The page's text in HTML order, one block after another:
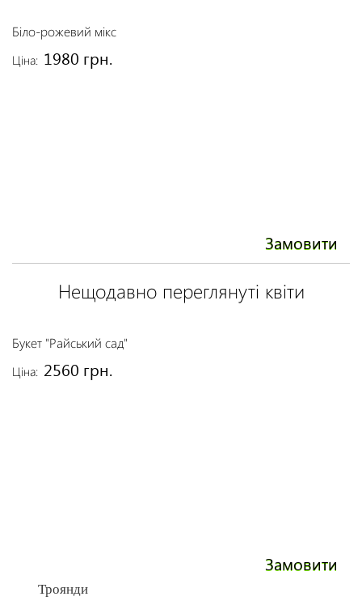
Біло-рожевий мікс
Ціна: 1980 грн.
Замовити
Нещодавно переглянуті квіти
Букет "Райський сад"
Ціна: 2560 грн.
Замовити
Троянди